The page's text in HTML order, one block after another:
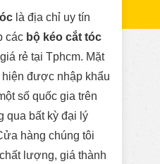
là địa chỉ uy tín
các bộ kéo cắt tóc
rẻ tại Tphcm. Mặt
hiện được nhập khẩu
số quốc gia trên
qua bất kỳ đại lý
hàng chúng tôi
lượng, giá thành